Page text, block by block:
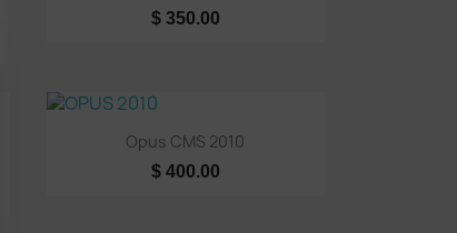
$ 350.00
Vista rápida
Opus CMS 2010
$ 400.00